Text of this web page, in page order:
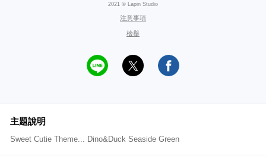
2021 © Lapin Studio
注意事項
檢舉
主題說明
Sweet Cutie Theme... Dino&Duck Seaside Green